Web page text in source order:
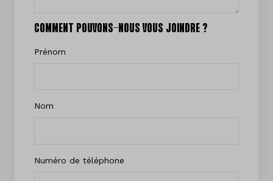
COMMENT POUVONS-NOUS VOUS JOINDRE ?
Prénom
Nom
Numéro de téléphone